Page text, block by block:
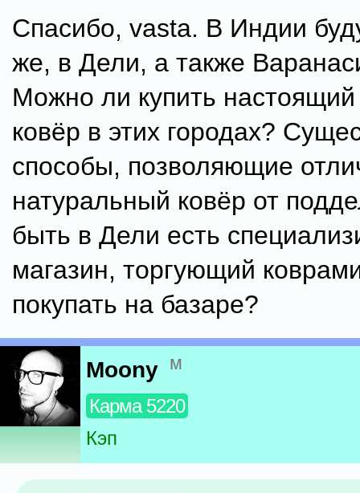
Спасибо, vasta. В Индии
же, в Дели, а также
Можно ли купить
ковёр в этих городах?
способы, позволяющие
натуральный ковёр от
быть в Дели есть
магазин, торгующий
покупать на базаре?
Moony м
Карма 5220
Кэп